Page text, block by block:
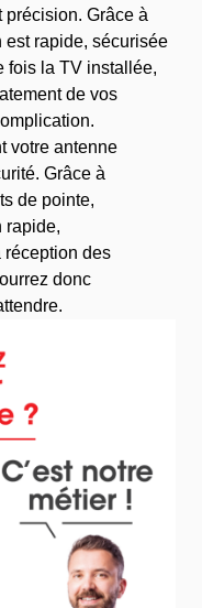
précision. Grâce à
est rapide, sécurisée
fois la TV installée,
de vos
votre antenne
Grâce à
de pointe,
rapide,
réception des
donc